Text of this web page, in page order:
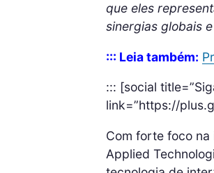
que eles
sinergias globais
::: Leia também:
::: [social
link=”https://
Com forte foco
Applied